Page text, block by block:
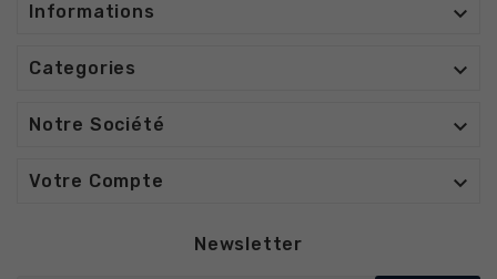
Informations 
Categories 
Notre Société 
Votre Compte 
Newsletter